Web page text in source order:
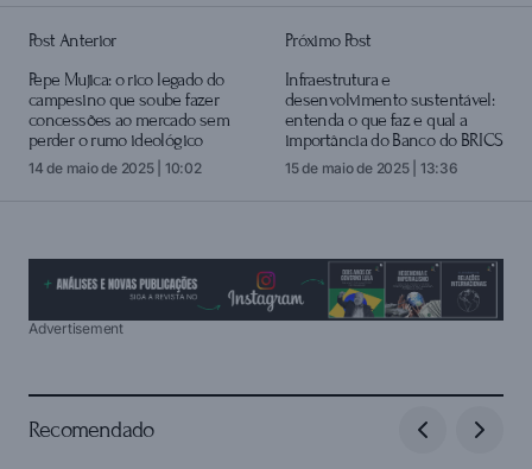
Post Anterior
Pepe Mujica: o rico legado do
campesino que soube fazer
concessões ao mercado sem
perder o rumo ideológico
14 de maio de 2025 | 10:02
Próximo Post
Infraestrutura e
desenvolvimento sustentável:
entenda o que faz e qual a
importância do Banco do BRICS
15 de maio de 2025 | 13:36
Advertisement
Recomendado